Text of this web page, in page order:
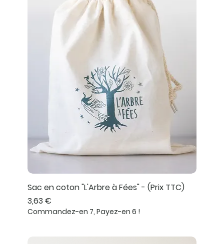
Sac en coton "L'Arbre à Fées" - (Prix TTC)
Prix
3,63 €
Commandez-en 7, Payez-en 6 !